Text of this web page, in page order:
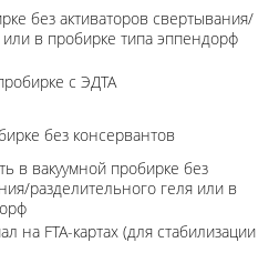
без активаторов свертывания/
или в пробирке типа эппендорф
с ЭДТА
без консервантов
в вакуумной пробирке без
разделительного геля или в
на FTA-картах (для стабилизации